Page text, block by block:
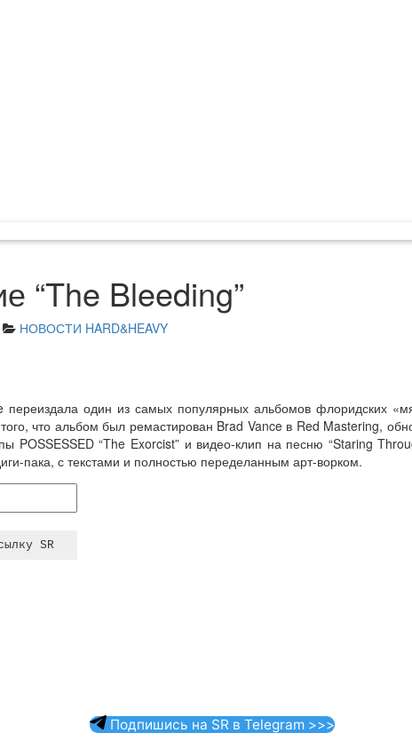
“The Bleeding”
НОВОСТИ HARD&HEAVY
переиздала один из самых популярных альбомов флоридских
что альбом был ремастирован Brad Vance в Red Mastering,
POSSESSED “The Exorcist” и видео-клип на песню “Staring
пака, с текстами и полностью переделанным арт-ворком.
Подпишись на SR в Telegram >>>